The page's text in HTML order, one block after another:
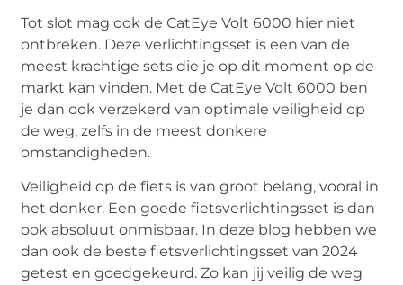
Tot slot mag ook de CatEye Volt 6000 hier niet
ontbreken. Deze verlichtingsset is een van de
meest krachtige sets die je op dit moment op de
markt kan vinden. Met de CatEye Volt 6000 ben
je dan ook verzekerd van optimale veiligheid op
de weg, zelfs in de meest donkere
omstandigheden.
Veiligheid op de fiets is van groot belang, vooral in
het donker. Een goede fietsverlichtingsset is dan
ook absoluut onmisbaar. In deze blog hebben we
dan ook de beste fietsverlichtingsset van 2024
getest en goedgekeurd. Zo kan jij veilig de weg